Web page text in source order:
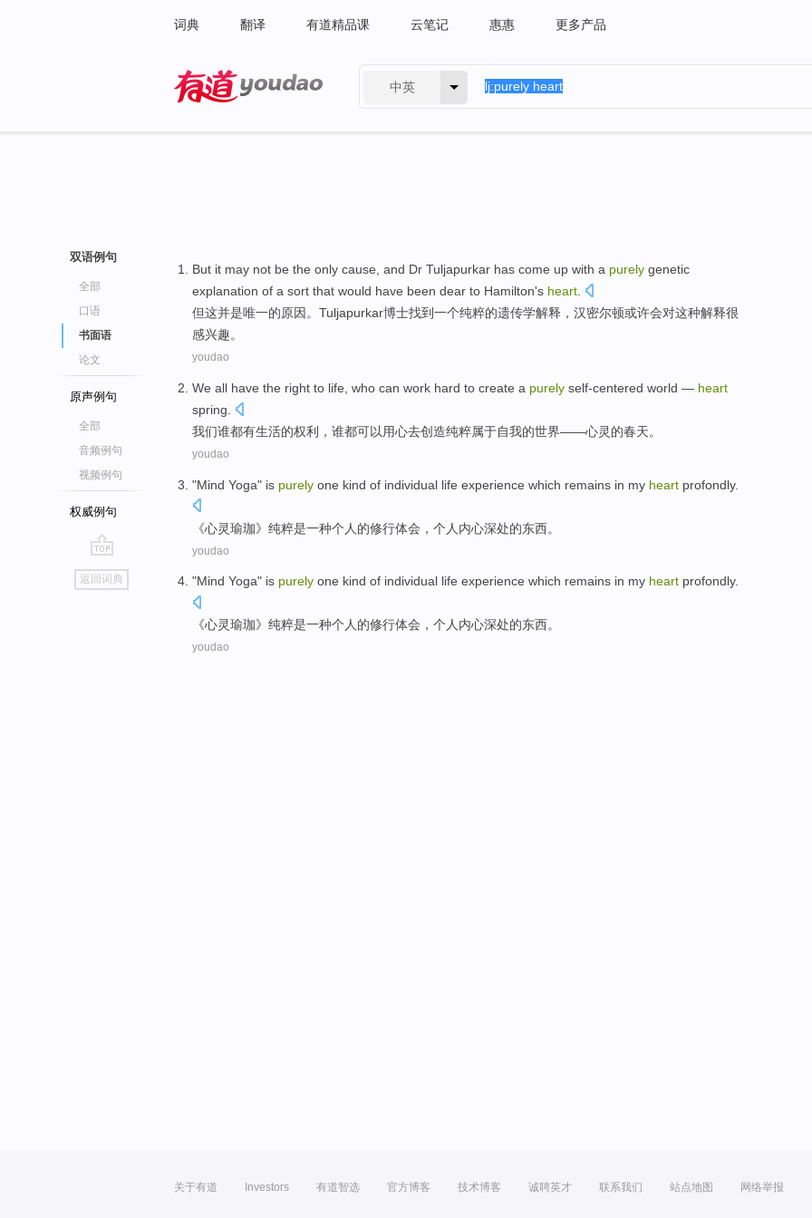
词典 翻译 有道精品课 云笔记 惠惠 更多产品
中英
双语例句
全部
口语
书面语
论文
原声例句
全部
音频例句
视频例句
权威例句
go
top
返回词典
But it may not be the only cause , and Dr Tuljapurkar has come up with a purely genetic
explanation of a sort that would have been dear to Hamilton's heart
但这并是唯一的原因 。 Tuljapurkar博士找到一个纯粹的遗传学解释 ， 汉密尔顿或许会对这种解释很
感兴趣。
youdao
We all have the right to life who can work hard to create a purely self-centered world — heart
spring
我们谁都有生活的权利 ， 谁都可以 用心去创造纯粹属于自我的世界——心灵的春天。
youdao
"Mind Yoga" is purely one kind of individual life experience which remains in my heart profondly.
《心灵瑜珈》纯粹是一种个人 的修行体会 ，个人内心深处的东西。
youdao
"Mind Yoga" is purely one kind of individual life experience which remains in my heart profondly.
《心灵瑜珈》纯粹是一种个人的修行体会 ，个人内心深处的东西。
youdao
关于有道 Investors 有道智选 官方博客 技术博客 诚聘英才 联系我们 站点地图 网络举报